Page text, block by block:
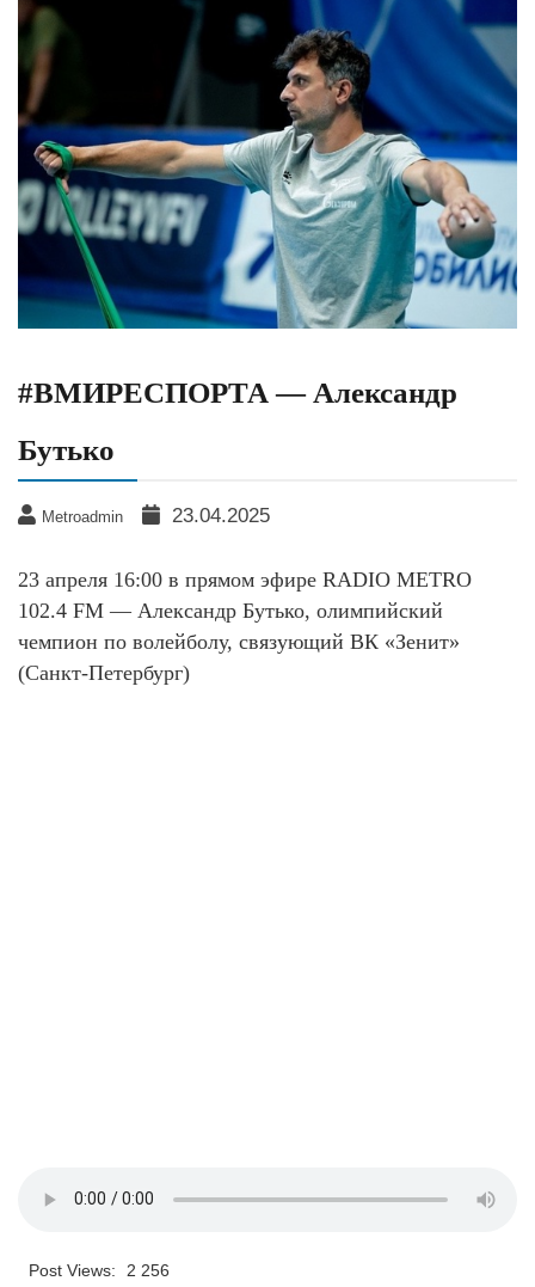
#ВМИРЕСПОРТА — Александр
Бутько
Metroadmin 23.04.2025
23 апреля 16:00 в прямом эфире RADIO METRO
102.4 FM — Александр Бутько, олимпийский
чемпион по волейболу, связующий ВК «Зенит»
(Санкт-Петербург)
Post Views: 2 256